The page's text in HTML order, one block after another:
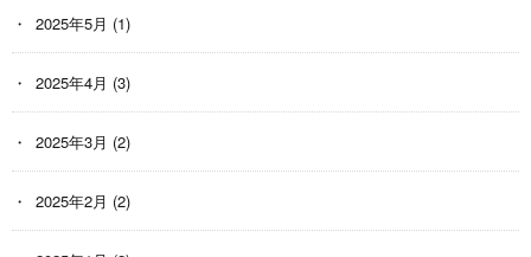
2025年5月 (1)
2025年4月 (3)
2025年3月 (2)
2025年2月 (2)